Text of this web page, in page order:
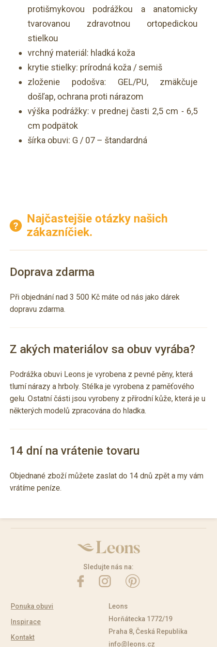
protišmykovou podrážkou a anatomicky
tvarovanou zdravotnou ortopedickou
stielkou
vrchný materiál: hladká koža
krytie stielky: prírodná koža / semiš
zloženie podošva: GEL/PU, zmäkčuje
došľap, ochrana proti nárazom
výška podrážky: v prednej časti 2,5 cm - 6,5
cm podpätok
šírka obuvi: G / 07 – štandardná
Najčastejšie otázky našich
zákazníčiek.
Doprava zdarma
Při objednání nad 3 500 Kč máte od nás jako dárek
dopravu zdarma.
Z akých materiálov sa obuv vyrába?
Podrážka obuvi Leons je vyrobena z pevné pěny, která
tlumí nárazy a hrboly. Stélka je vyrobena z paměťového
gelu. Ostatní části jsou vyrobeny z přírodní kůže, která je u
některých modelů zpracována do hladka.
14 dní na vrátenie tovaru
Objednané zboží můžete zaslat do 14 dnů zpět a my vám
vrátíme peníze.
Ponuka obuvi
Inspirace
Kontakt
Leons
Horňátecka 1772/19
Praha 8, Česká Republika
info@leons.cz
Sledujte nás na: